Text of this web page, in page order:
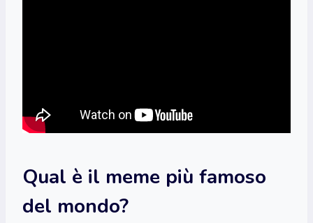
Qual è il meme più famoso
del mondo?